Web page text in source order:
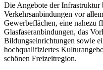
Die Angebote der Infrastruktur
Verkehrsanbindungen vor
Gewerbeflächen, eine nahezu
Glasfaseranbindungen, das
Bildungseinrichtungen sowie
hochqualifiziertes
schönen Freizeitregion.